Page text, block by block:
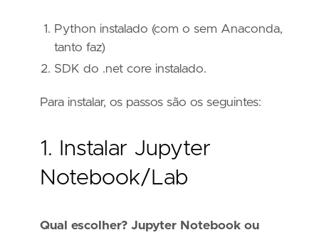
Python instalado (com o sem Anaconda,
tanto faz)
SDK do .net core instalado.
Para instalar, os passos são os seguintes:
1. Instalar Jupyter
Notebook/Lab
Qual escolher? Jupyter Notebook ou